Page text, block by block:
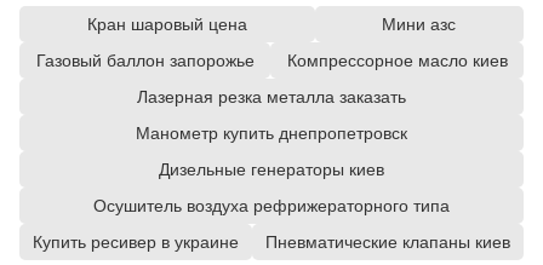
Кран шаровый цена
Мини азс
Газовый баллон запорожье
Компрессорное масло киев
Лазерная резка металла заказать
Манометр купить днепропетровск
Дизельные генераторы киев
Осушитель воздуха рефрижераторного типа
Купить ресивер в украине
Пневматические клапаны киев